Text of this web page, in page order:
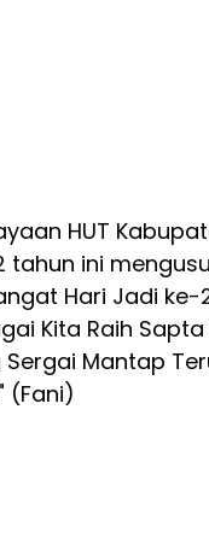
HUT
tahun ini
Hari Jadi ke-
Kita Raih
Mantap
(Fani)